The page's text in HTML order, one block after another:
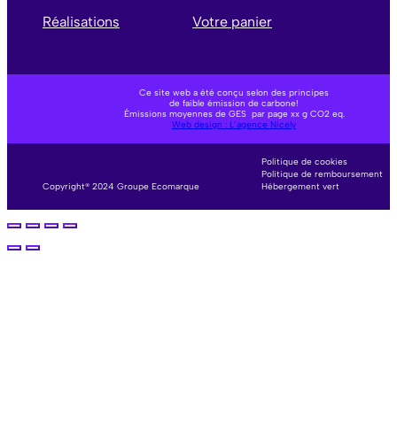
Réalisations Votre panier
Ce site web a été conçu selon des principes
de faible émission de carbone!
Émissions moyennes de GES par page xx g CO2 eq.
Web design : L’agence Nicely
Copyright® 2024 Groupe Ecomarque
Politique de cookies
Politique de remboursement
Hébergement vert